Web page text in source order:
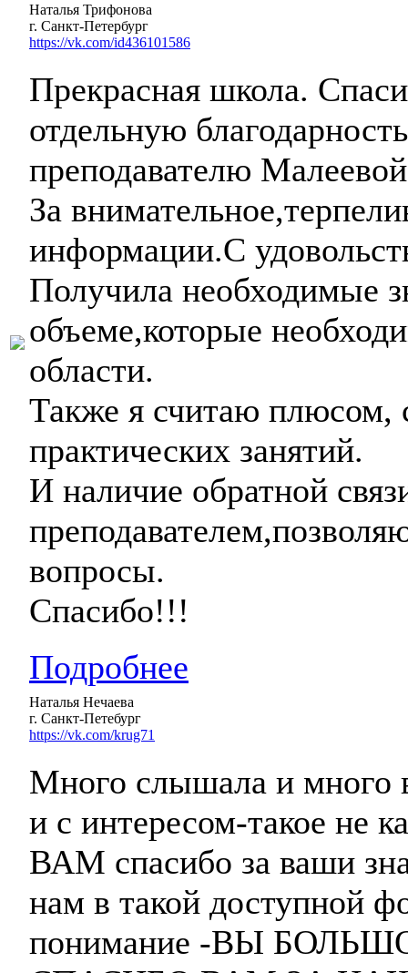
Наталья Трифонова
г. Санкт-Петербург
https://vk.com/id436101586
Прекрасная школа.
отдельную
преподавателю
За
информации.С
Получила необходимые
объеме,которые
области.
Также я считаю плюсом,
практических занятий.
И наличие обратной
вопросы.
Спасибо!!!
Подробнее
Наталья Нечаева
г. Санкт-Петебург
https://vk.com/krug71
Много слышала и много
и с интересом-такое не
ВАМ спасибо за ваши
нам в такой доступной
понимание -ВЫ